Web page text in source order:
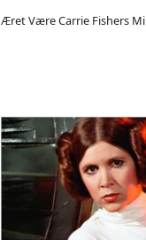
Æret Være Carrie Fishers